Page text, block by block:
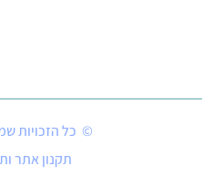
© כל הזכויות
תקנון אתר